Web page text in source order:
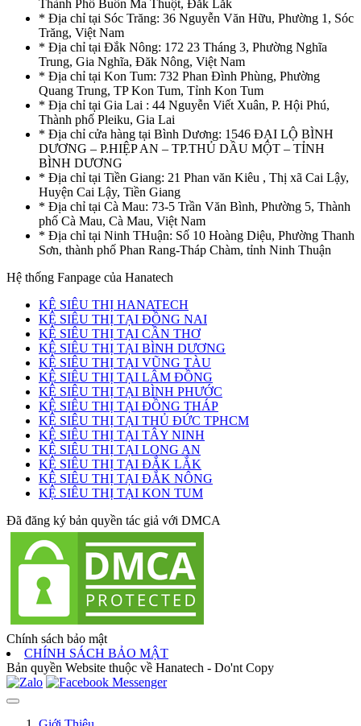
Thành Phố Buôn Ma Thuột, Đắk Lắk
* Địa chỉ tại Sóc Trăng: 36 Nguyễn Văn Hữu, Phường 1, Sóc
Trăng, Việt Nam
* Địa chỉ tại Đắk Nông: 172 23 Tháng 3, Phường Nghĩa
Trung, Gia Nghĩa, Đăk Nông, Việt Nam
* Địa chỉ tại Kon Tum: 732 Phan Đình Phùng, Phường
Quang Trung, TP Kon Tum, Tỉnh Kon Tum
* Địa chỉ tại Gia Lai : 44 Nguyễn Viết Xuân, P. Hội Phú,
Thành phố Pleiku, Gia Lai
* Địa chỉ cửa hàng tại Bình Dương: 1546 ĐẠI LỘ BÌNH
DƯƠNG – P.HIỆP AN – TP.THỦ DẦU MỘT – TỈNH
BÌNH DƯƠNG
* Địa chỉ tại Tiền Giang: 21 Phan văn Kiêu , Thị xã Cai Lậy,
Huyện Cai Lậy, Tiền Giang
* Địa chỉ tại Cà Mau: 73-5 Trần Văn Bình, Phường 5, Thành
phố Cà Mau, Cà Mau, Việt Nam
* Địa chỉ tại Ninh THuận: Số 10 Hoàng Diệu, Phường Thanh
Sơn, thành phố Phan Rang-Tháp Chàm, tỉnh Ninh Thuận
Hệ thống Fanpage của Hanatech
KỆ SIÊU THỊ HANATECH
KỆ SIÊU THỊ TẠI ĐỒNG NAI
KỆ SIÊU THỊ TẠI CẦN THƠ
KỆ SIÊU THỊ TẠI BÌNH DƯƠNG
KỆ SIÊU THỊ TẠI VŨNG TÀU
KỆ SIÊU THỊ TẠI LÂM ĐỒNG
KỆ SIÊU THỊ TẠI BÌNH PHƯỚC
KỆ SIÊU THỊ TẠI ĐỒNG THÁP
KỆ SIÊU THỊ TẠI THỦ ĐỨC TPHCM
KỆ SIÊU THỊ TẠI TÂY NINH
KỆ SIÊU THỊ TẠI LONG AN
KỆ SIÊU THỊ TẠI ĐẮK LẮK
KỆ SIÊU THỊ TẠI ĐẮK NÔNG
KỆ SIÊU THỊ TẠI KON TUM
Đã đăng ký bản quyền tác giả với DMCA
Chính sách bảo mật
CHÍNH SÁCH BẢO MẬT
Bản quyền Website thuộc về Hanatech - Do'nt Copy